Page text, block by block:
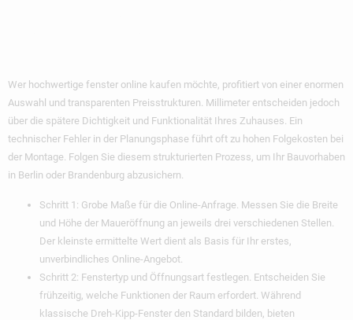
Wer hochwertige fenster online kaufen möchte, profitiert von einer enormen
Auswahl und transparenten Preisstrukturen. Millimeter entscheiden jedoch
über die spätere Dichtigkeit und Funktionalität Ihres Zuhauses. Ein
technischer Fehler in der Planungsphase führt oft zu hohen Folgekosten bei
der Montage. Folgen Sie diesem strukturierten Prozess, um Ihr Bauvorhaben
in Berlin oder Brandenburg abzusichern.
Schritt 1: Grobe Maße für die Online-Anfrage. Messen Sie die Breite
und Höhe der Maueröffnung an jeweils drei verschiedenen Stellen.
Der kleinste ermittelte Wert dient als Basis für Ihr erstes,
unverbindliches Online-Angebot.
Schritt 2: Fenstertyp und Öffnungsart festlegen. Entscheiden Sie
frühzeitig, welche Funktionen der Raum erfordert. Während
klassische Dreh-Kipp-Fenster den Standard bilden, bieten